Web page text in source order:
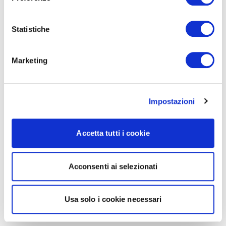
Statistiche
Marketing
Impostazioni
Accetta tutti i cookie
Acconsenti ai selezionati
Usa solo i cookie necessari